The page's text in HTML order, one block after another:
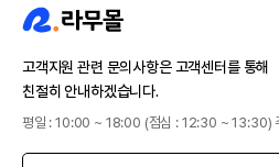
고객지원 관련 문의사항은 고객센터를 통해
친절히 안내하겠습니다.
평일 : 10:00 ~ 18:00 (점심 : 12:30 ~ 13:30)